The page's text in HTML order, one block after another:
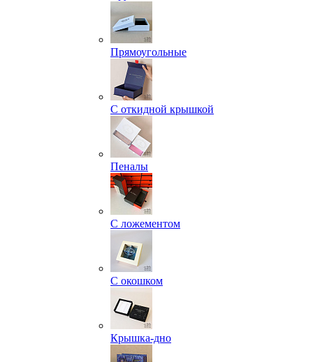
Прямоугольные
С откидной крышкой
Пеналы
С ложементом
С окошком
Крышка-дно